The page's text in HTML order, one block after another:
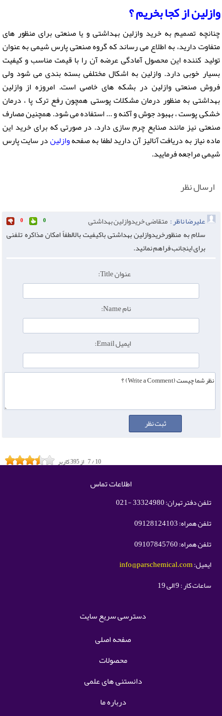
وازلیناز کجا بخریم ؟
چنانچه تصمیم به خرید وازلین بهداشتی و یا صنعتی برای منظور های
متفاوت دارید، به اطلاع می رساند که گروه صنعتی پارس شیمی به عنوان
تولید کننده این محصول آمادگی عرضه آن را با قیمت مناسب و کیفیت
بسیار خوبی دارد. وازلین به اشکال مختلفی بسته بندی می شود ولی
فروش صنعتی وازلین در بشکه های خاصی است. امروزه از وازلین
بهداشتی به منظور درمان مشکلات پوستی همچون رفع ترک پا ، درمان
خشکی پوست ، بهبود جوش و آکنه و ... استفاده می شود. همچنین مصارف
صنعتی نیز مانند صنایع چرم سازی دارد. در صورتی که برای خرید این
ماده نیاز به دریافت آنالیز آن دارید لطفا به صفحهوازلیندر سایت پارس
شیمی مراجعه فرمایید.
ارسال نظر
عليرضا ناظر : متقاضى خريدوازلين بهداشتى 0
0
سلام به منظورخريدوازلين بهداشتى باكيفيت بالالطفاً امكان مذاكره تلفنى
براى اينجانب فراهم نمائيد.
عنوان Title:
نام Name:
ایمیل Email:
7/10 از395کاربر
اطلاعات تماس
تلفن دفتر تهران: 33324980 -021
تلفن همراه: 09128124103
تلفن همراه: 09107845760
ایمیل:info@parschemical.com
ساعات کار : 9 الی 19
دسترسی سریع سایت
صفحه اصلی
محصولات
دانستنی های علمی
درباره ما